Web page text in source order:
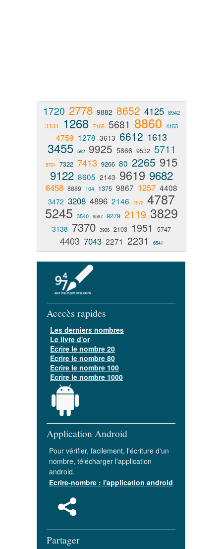
1720 2778 9882 8652 4125 8942
3131 1268 7165 5681 8860 4153
4759 1278 3613 6612 1613
3455 592 9925 5866 9532 5711
8731 7322 7413 9266 80 2265 915
9122 8605 2143 9619 9682
6458 8889 104 1375 9867 1257 4408
3472 3208 4896 2146 1572 4787
5245 3540 9597 9279 2119 3829
3138 7370 3936 2103 1951 5747
4403 7043 2271 2231 6541
Acccès rapides
Les derniers nombres
Le livre d'or
Ecrire le nombre 20
Ecrire le nombre 80
Ecrire le nombre 100
Ecrire le nombre 1000
Application Android
Pour vérifier, facilement, l'écriture d'un
nombre, télécharger l'application
android.
Ecrire-nombre : l'application android
Partager